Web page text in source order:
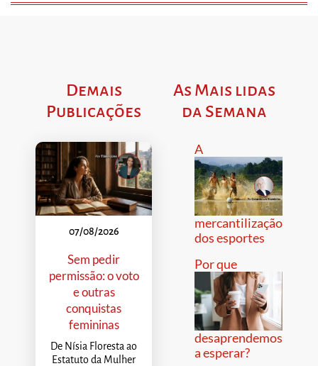
Demais
Publicações
07/08/2026
Sem pedir
permissão: o voto
e outras
conquistas
femininas
De Nísia Floresta ao
Estatuto da Mulher
As Mais lidas
da Semana
A
mercantilização
dos esportes
Por que
desaprendemos
a esperar?